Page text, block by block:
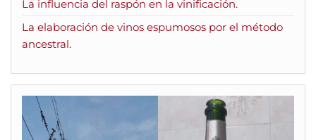
La influencia del raspón en la vinificación.
La elaboración de vinos espumosos por el método
ancestral.